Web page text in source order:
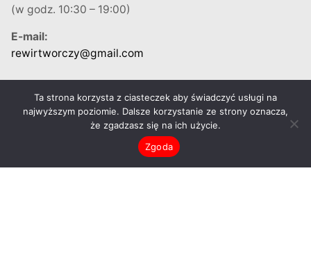
(w godz. 10:30 – 19:00)
E-mail:
rewirtworczy@gmail.com
Ta strona korzysta z ciasteczek aby świadczyć usługi na
najwyższym poziomie. Dalsze korzystanie ze strony oznacza,
że zgadzasz się na ich użycie.
Zgoda